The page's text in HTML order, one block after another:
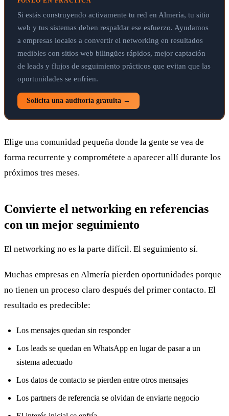
Si estás construyendo activamente tu red en Almería, tu sitio
web y tus sistemas deben respaldar ese esfuerzo. Ayudamos
a empresas locales a convertir el networking en resultados
medibles con sitios web bilingües rápidos, mejor captación
de leads y flujos de seguimiento prácticos que evitan que las
oportunidades se enfríen.
Solicita una auditoría gratuita →
Elige una comunidad pequeña donde la gente se vea de
forma recurrente y comprométete a aparecer allí durante los
próximos tres meses.
Convierte el networking en referencias
con un mejor seguimiento
El networking no es la parte difícil. El seguimiento sí.
Muchas empresas en Almería pierden oportunidades porque
no tienen un proceso claro después del primer contacto. El
resultado es predecible:
Los mensajes quedan sin responder
Los leads se quedan en WhatsApp en lugar de pasar a un
sistema adecuado
Los datos de contacto se pierden entre otros mensajes
Los partners de referencia se olvidan de enviarte negocio